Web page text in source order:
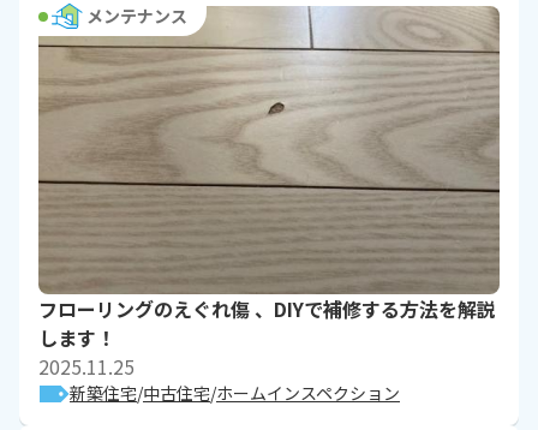
メンテナンス
フローリングのえぐれ傷 、DIYで補修する方法を解説
します！
2025.11.25
新築住宅 中古住宅 ホームインスペクション